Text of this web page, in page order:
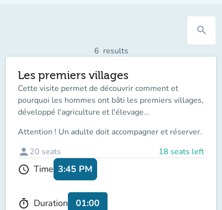
search
6 results
Les premiers villages
Cette visite permet de découvrir comment et
pourquoi les hommes ont bâti les premiers villages,
développé l'agriculture et l'élevage...
Attention ! Un adulte doit accompagner et réserver.
person 20 seats 18 seats left
schedule Time 3:45 PM
timer Duration 01:00